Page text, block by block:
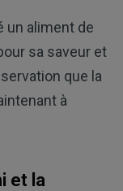
un aliment de
sa saveur et
que la
à
et la